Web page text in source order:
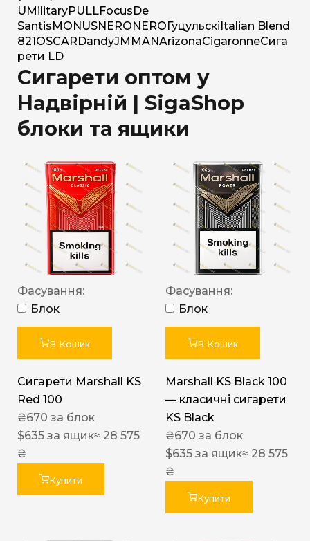
U MilitaryPULLFocus De
Santis MONUSNERO NERO Гуцульскі Italian Blend
821 OSCAR DandyJM MANArizonaCigaronneСига
рети LD
Сигарети оптом у
Надвірній | SigaShop
блоки та ящики
Фасування:
Блок
В Кошик
Сигарети Marshall KS
Red 100
₴670 за блок
$635 за ящик≈ 28 575
₴
Купити
Фасування:
Блок
В Кошик
Marshall KS Black 100
— класичні сигарети
KS Black
₴670 за блок
$635 за ящик≈ 28 575
₴
Купити